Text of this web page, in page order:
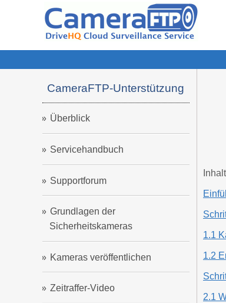
CameraFTP-Unterstützung
Überblick
Servicehandbuch
Supportforum
Grundlagen der
Sicherheitskameras
Kameras veröffentlichen
Zeitraffer-Video
Inhalt
1.1
1.2
2.1